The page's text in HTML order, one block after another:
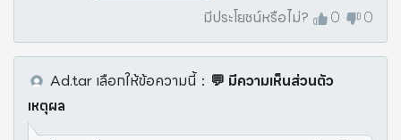
มีประโยชน์หรือไม่? 0 0
Ad.tar เลือกให้ข้อความนี้： 💬 มีความเห็นส่วนตัว
เหตุผล